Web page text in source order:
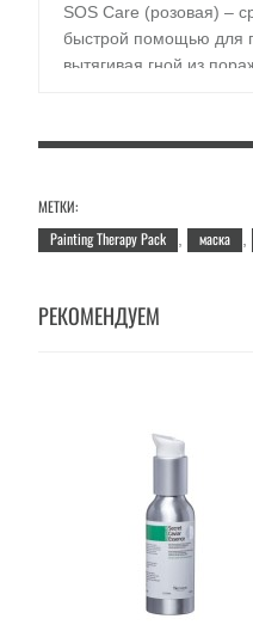
SOS Care (розовая) –
быстрой помощью для
вытягивая гной из
виноградных косточек.
Brightening - (белая) -
о "фарфоровой" коже
удаляет ороговевшие
также наносить их на
30 мл.
МЕТКИ:
Painting Therapy Pack
маска
РЕКОМЕНДУЕМ